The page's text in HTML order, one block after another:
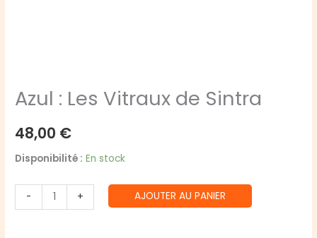
Azul : Les Vitraux de Sintra
48,00 €
Disponibilité : En stock
-
quantité
de
+ AJOUTER AU PANIER